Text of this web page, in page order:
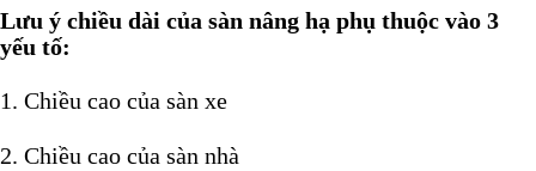
Lưu ý chiều dài của sàn nâng hạ phụ thuộc vào 3
yếu tố:
1. Chiều cao của sàn xe
2. Chiều cao của sàn nhà